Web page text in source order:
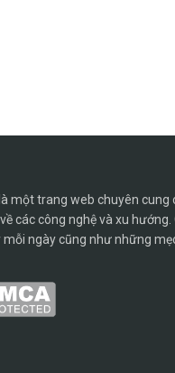
là một trang web chuyên cung
các công nghệ và xu
ngày cũng như những